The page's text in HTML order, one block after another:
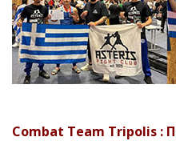
Combat Team Tripolis :